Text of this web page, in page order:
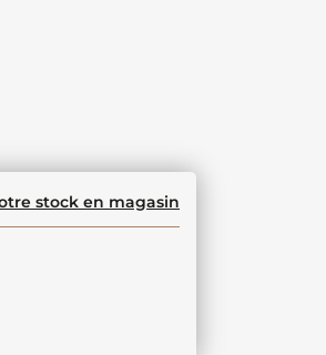
stock en magasin